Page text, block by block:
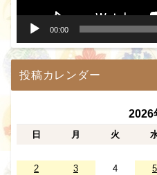
00:00
投稿カレンダー
2026
日 月 火
2
3 4 5